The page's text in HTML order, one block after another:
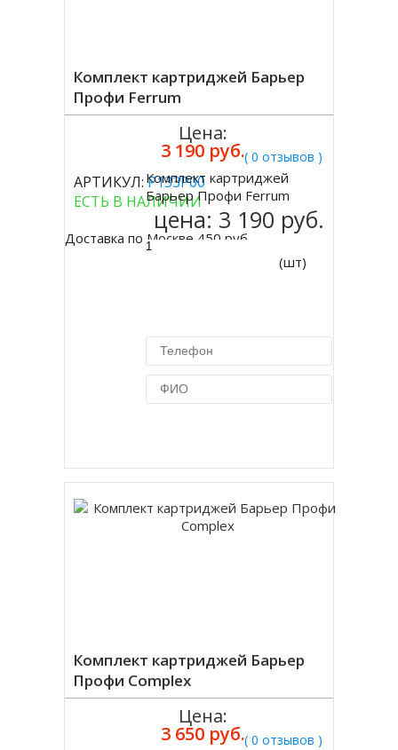
Комплект картриджей Барьер
Профи Ferrum
( 0 отзывов )
АРТИКУЛ:Р133Р00
ЕСТЬ В НАЛИЧИИ
Доставка по Москве 450 руб.
Цена:
3 190 руб.
Купить
Комплект картриджей
Барьер Профи Ferrum
цена: 3 190 руб.
(шт)
Комплект картриджей Барьер
Профи Complex
( 0 отзывов )
Цена:
3 650 руб.